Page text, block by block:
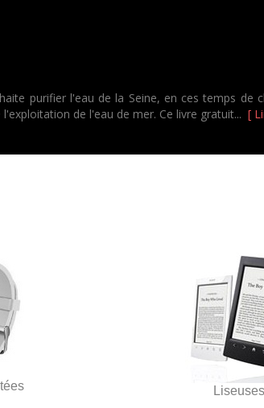
purifier l'eau de la Seine, en ces temps
de l'eau de mer. Ce livre gratuit... [